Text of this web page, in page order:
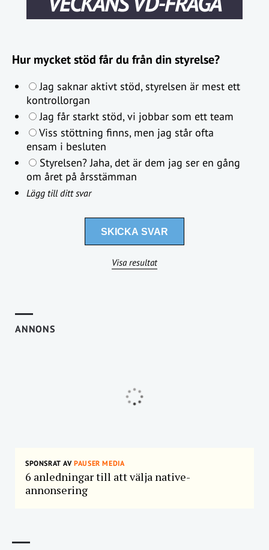
Hur mycket stöd får du från din styrelse?
Jag saknar aktivt stöd, styrelsen är mest ett
kontrollorgan
Jag får starkt stöd, vi jobbar som ett team
Viss stöttning finns, men jag står ofta
ensam i besluten
Styrelsen? Jaha, det är dem jag ser en gång
om året på årsstämman
Lägg till ditt svar
Visa resultat
ANNONS
SPONSRAT AVPAUSER MEDIA
6 anledningar till att välja native-
annonsering